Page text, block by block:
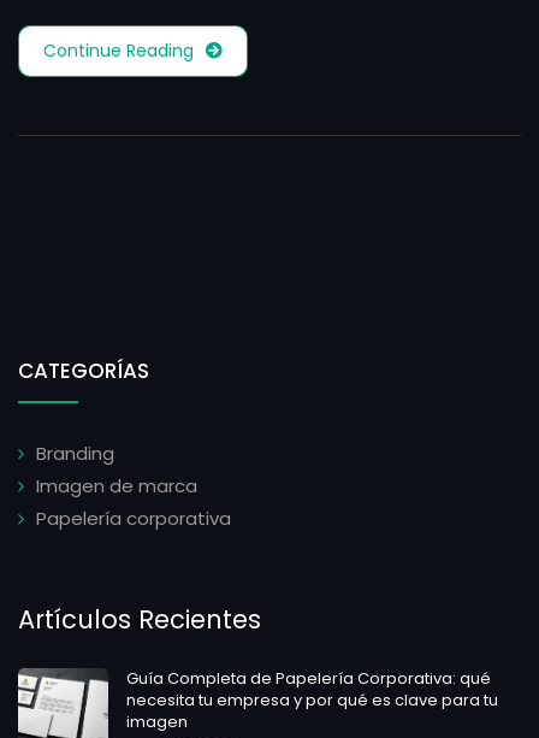
Continue Reading
CATEGORÍAS
Branding
Imagen de marca
Papelería corporativa
Artículos Recientes
Guía Completa de Papelería Corporativa: qué
necesita tu empresa y por qué es clave para tu
imagen